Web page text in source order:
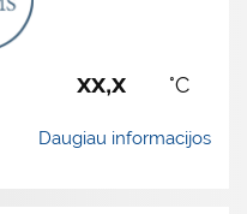
xx,x °C
Daugiau informacijos